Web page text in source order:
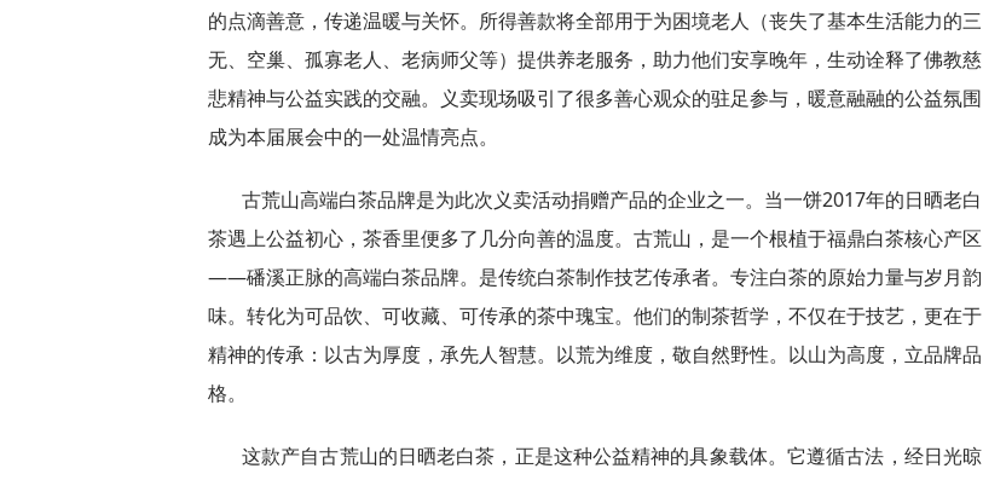
的点滴善意，传递温暖与关怀。所得善款将全部用于为困境老人（丧失了基本生活能力的三
无、空巢、孤寡老人、老病师父等）提供养老服务，助力他们安享晚年，生动诠释了佛教慈
悲精神与公益实践的交融。义卖现场吸引了很多善心观众的驻足参与，暖意融融的公益氛围
成为本届展会中的一处温情亮点。
古荒山高端白茶品牌是为此次义卖活动捐赠产品的企业之一。当一饼2017年的日晒老白
茶遇上公益初心，茶香里便多了几分向善的温度。古荒山，是一个根植于福鼎白茶核心产区
——磻溪正脉的高端白茶品牌。是传统白茶制作技艺传承者。专注白茶的原始力量与岁月韵
味。转化为可品饮、可收藏、可传承的茶中瑰宝。他们的制茶哲学，不仅在于技艺，更在于
精神的传承：以古为厚度，承先人智慧。以荒为维度，敬自然野性。以山为高度，立品牌品
格。
这款产自古荒山的日晒老白茶，正是这种公益精神的具象载体。它遵循古法，经日光晾